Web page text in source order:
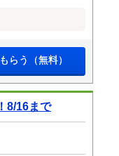
らう（無料）
8/16まで